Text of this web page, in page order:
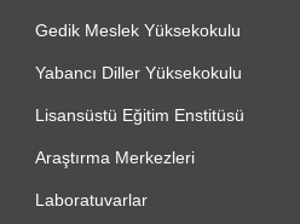
Gedik Meslek Yüksekokulu
Yabancı Diller Yüksekokulu
Lisansüstü Eğitim Enstitüsü
Araştırma Merkezleri
Laboratuvarlar